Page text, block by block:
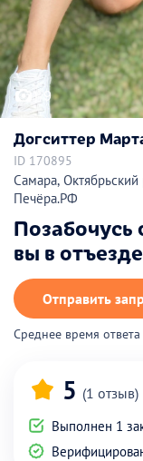
1/9
Догситтер
ID 170895
Самара,
Печёра.РФ
вы в
Отправить
Среднее время
5 (1 отзыв)
Выполнен 1